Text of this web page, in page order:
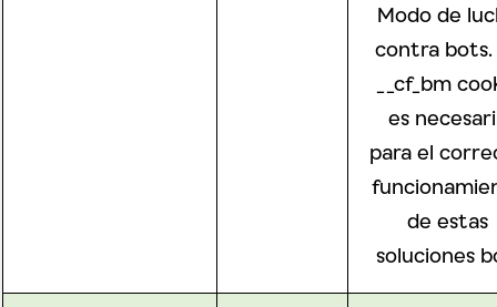
Modo de
contra bots.
__cf_bm
es
para el
de estas
soluciones